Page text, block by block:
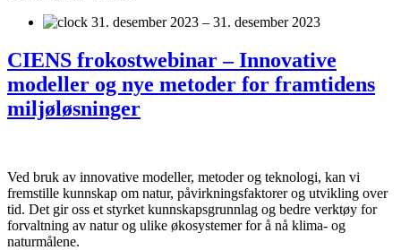
31. desember 2023 – 31. desember 2023
CIENS frokostwebinar – Innovative
modeller og nye metoder for framtidens
miljøløsninger
Ved bruk av innovative modeller, metoder og teknologi, kan vi
fremstille kunnskap om natur, påvirkningsfaktorer og utvikling over
tid. Det gir oss et styrket kunnskapsgrunnlag og bedre verktøy for
forvaltning av natur og ulike økosystemer for å nå klima- og
naturmålene.